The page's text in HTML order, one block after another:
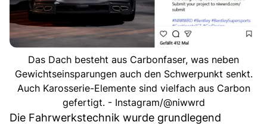
Das Dach besteht aus Carbonfaser, was neben
Gewichtseinsparungen auch den Schwerpunkt senkt.
Auch Karosserie-Elemente sind vielfach aus Carbon
gefertigt. - Instagram/@niwwrd
Die Fahrwerkstechnik wurde grundlegend